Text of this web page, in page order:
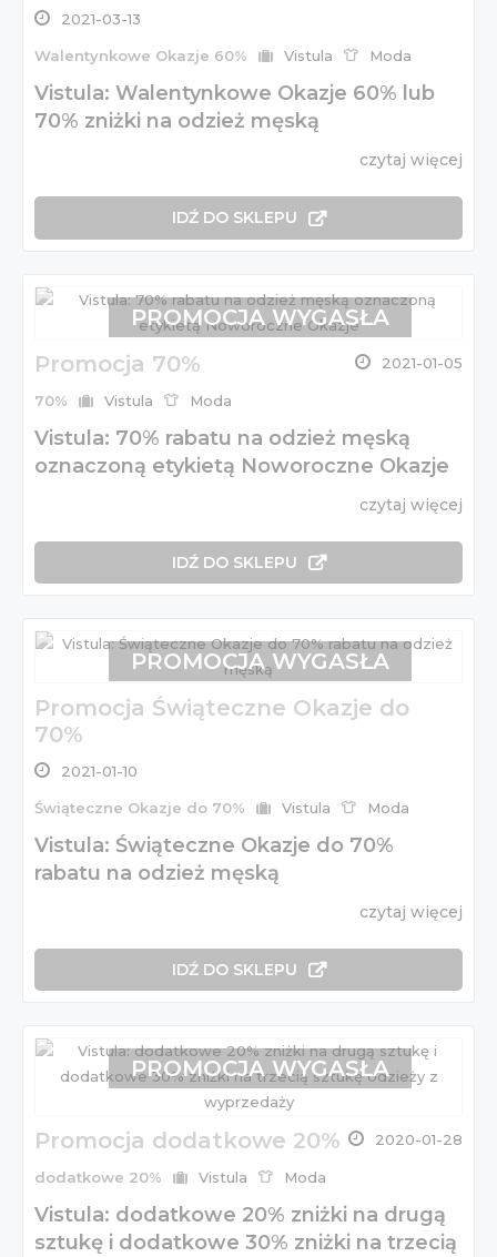
2021-03-13
Walentynkowe Okazje 60% Vistula Moda
Vistula: Walentynkowe Okazje 60% lub
70% zniżki na odzież męską
czytaj więcej
IDŹ DO SKLEPU
Promocja 70% 2021-01-05
70% Vistula Moda
Vistula: 70% rabatu na odzież męską
oznaczoną etykietą Noworoczne Okazje
czytaj więcej
IDŹ DO SKLEPU
PROMOCJA WYGASŁA
Promocja Świąteczne Okazje do
70%
2021-01-10
Świąteczne Okazje do 70% Vistula Moda
Vistula: Świąteczne Okazje do 70%
rabatu na odzież męską
czytaj więcej
IDŹ DO SKLEPU
PROMOCJA WYGASŁA
Promocja dodatkowe 20% 2020-01-28
dodatkowe 20% Vistula Moda
Vistula: dodatkowe 20% zniżki na drugą
sztukę i dodatkowe 30% zniżki na trzecią
PROMOCJA WYGASŁA